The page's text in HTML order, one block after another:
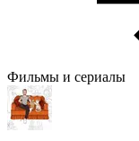
Фильмы и сериалы